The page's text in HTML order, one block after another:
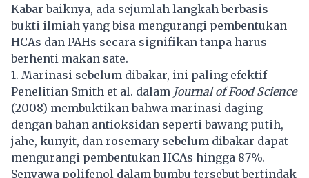
Kabar baiknya, ada sejumlah langkah berbasis
bukti ilmiah yang bisa mengurangi pembentukan
HCAs dan PAHs secara signifikan tanpa harus
berhenti makan sate.
1. Marinasi sebelum dibakar, ini paling efektif
Penelitian Smith et al. dalam Journal of Food Science
(2008) membuktikan bahwa marinasi daging
dengan bahan antioksidan seperti bawang putih,
jahe, kunyit, dan rosemary sebelum dibakar dapat
mengurangi pembentukan HCAs hingga 87%.
Senyawa polifenol dalam bumbu tersebut bertindak